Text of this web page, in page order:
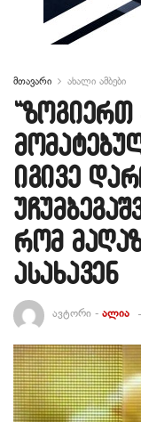
მთავარი ახალი ამბები
“ზოგიერთ
იგივე
რომ
ასახავენ
ავტორი - ალია